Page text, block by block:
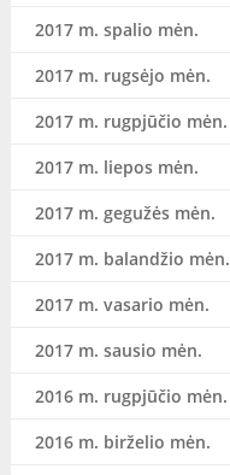
2017 m. spalio mėn.
2017 m. rugsėjo mėn.
2017 m. rugpjūčio mėn.
2017 m. liepos mėn.
2017 m. gegužės mėn.
2017 m. balandžio mėn.
2017 m. vasario mėn.
2017 m. sausio mėn.
2016 m. rugpjūčio mėn.
2016 m. birželio mėn.